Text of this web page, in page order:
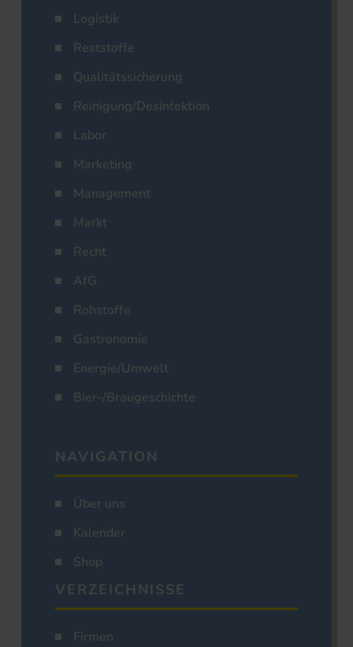
Logistik
Reststoffe
Qualitätssicherung
Reinigung/Desinfektion
Labor
Marketing
Management
Markt
Recht
AfG
Rohstoffe
Gastronomie
Energie/Umwelt
Bier-/Braugeschichte
NAVIGATION
Über uns
Kalender
Shop
VERZEICHNISSE
Firmen